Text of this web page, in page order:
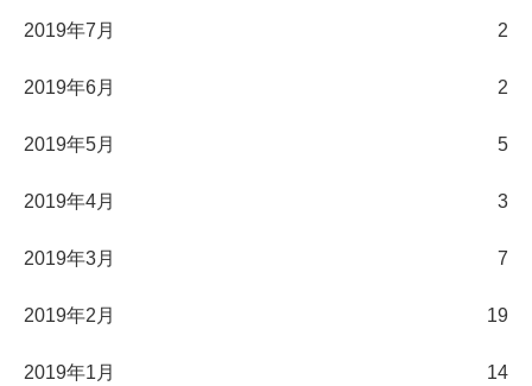
2019年7月 2
2019年6月 2
2019年5月 5
2019年4月 3
2019年3月 7
2019年2月 19
2019年1月 14